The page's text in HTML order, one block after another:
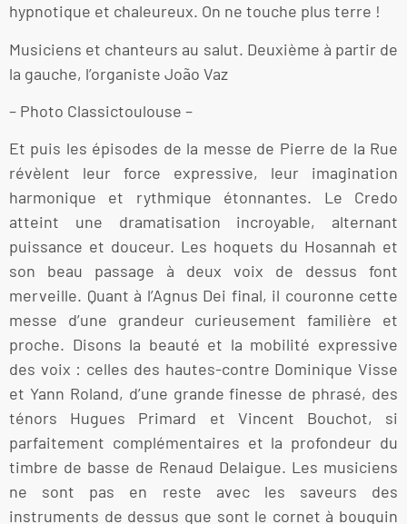
hypnotique et chaleureux. On ne touche plus terre !
Musiciens et chanteurs au salut. Deuxième à partir de
la gauche, l’organiste João Vaz
– Photo Classictoulouse –
Et puis les épisodes de la messe de Pierre de la Rue
révèlent leur force expressive, leur imagination
harmonique et rythmique étonnantes. Le Credo
atteint une dramatisation incroyable, alternant
puissance et douceur. Les hoquets du Hosannah et
son beau passage à deux voix de dessus font
merveille. Quant à l’Agnus Dei final, il couronne cette
messe d’une grandeur curieusement familière et
proche. Disons la beauté et la mobilité expressive
des voix : celles des hautes-contre Dominique Visse
et Yann Roland, d’une grande finesse de phrasé, des
ténors Hugues Primard et Vincent Bouchot, si
parfaitement complémentaires et la profondeur du
timbre de basse de Renaud Delaigue. Les musiciens
ne sont pas en reste avec les saveurs des
instruments de dessus que sont le cornet à bouquin